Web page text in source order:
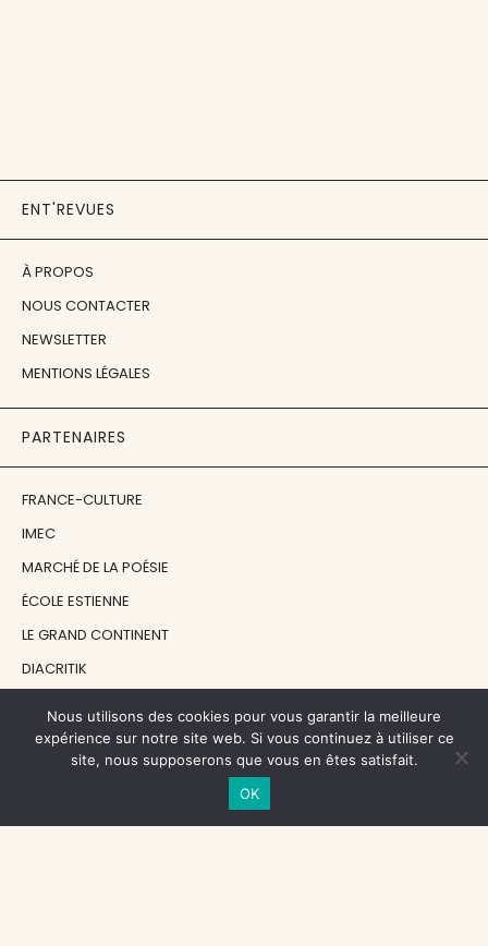
ENT'REVUES
À PROPOS
NOUS CONTACTER
NEWSLETTER
MENTIONS LÉGALES
PARTENAIRES
FRANCE-CULTURE
IMEC
MARCHÉ DE LA POÉSIE
ÉCOLE ESTIENNE
LE GRAND CONTINENT
DIACRITIK
NOS SOUTIENS
CENTRE NATIONAL DU LIVRE
Nous utilisons des cookies pour vous garantir la meilleure
expérience sur notre site web. Si vous continuez à utiliser ce
site, nous supposerons que vous en êtes satisfait.
OK